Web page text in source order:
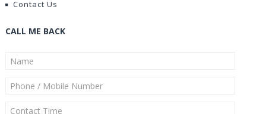
Contact Us
CALL ME BACK